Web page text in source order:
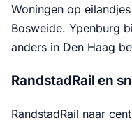
Woningen op
Bosweide. Ypenburg
anders in Den Haag
RandstadRail en
RandstadRail naar